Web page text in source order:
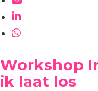
Workshop
ik laat los